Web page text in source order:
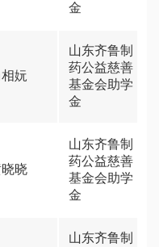
金
妧
山东齐鲁制
药公益慈善
基金会助学
金
晓
山东齐鲁制
药公益慈善
基金会助学
金
山东齐鲁制